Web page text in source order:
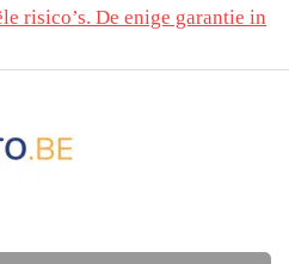
risico’s. De enige garantie in